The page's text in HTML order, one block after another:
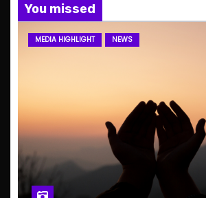
You missed
MEDIA HIGHLIGHT NEWS